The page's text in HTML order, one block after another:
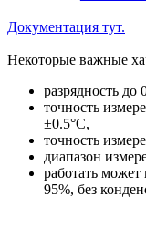
Документация тут.
Некоторые важные
разрядность до
точность
±0.5°С,
точность
диапазон
работать
95%, без